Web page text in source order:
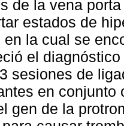
de la vena
estados de
en la cual se
el
sesiones de
en
gen de la